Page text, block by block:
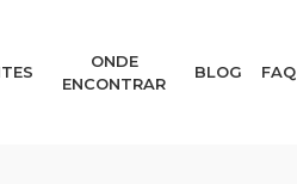
ONDE
ENCONTRAR
BLOG FAQ